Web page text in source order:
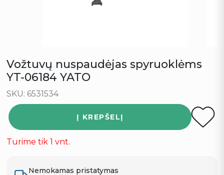
Vožtuvų nuspaudėjas spyruoklėms
YT-06184 YATO
SKU: 6531534
Į KREPŠELĮ
Turime tik 1 vnt.
Nemokamas pristatymas